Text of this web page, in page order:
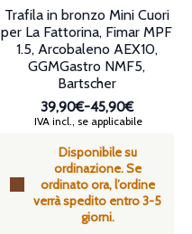
Disponibile su
ordinazione. Se
ordinato ora, l’ordine
verrà spedito entro 3-5
giorni.
Trafila in bronzo Mini Cuori
per La Fattorina, Fimar MPF
1.5, Arcobaleno AEX10,
GGMGastro NMF5,
Bartscher
39,90€-45,90€
Fascia
prezzo:
da
39,90€
a
45,90€
IVA incl., se applicabile